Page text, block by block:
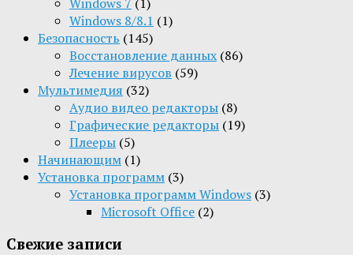
Windows 8/8.1 (1)
Безопасность (145)
Восстановление данных (86)
Лечение вирусов (59)
Мультимедия (32)
Aудио видео редакторы (8)
Графические редакторы (19)
Плееры (5)
Начинающим (1)
Установка программ (3)
Установка программ Windows (3)
Microsoft Office (2)
Свежие записи